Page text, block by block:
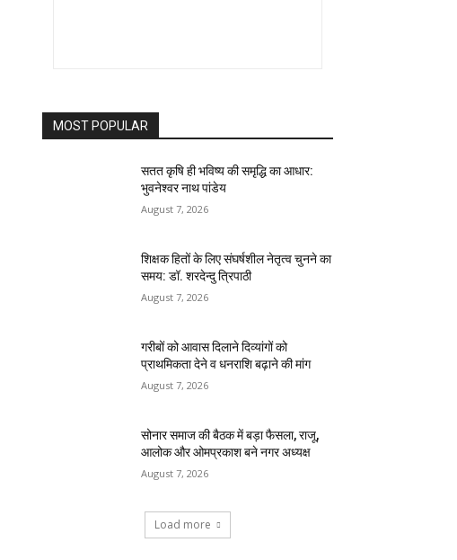
MOST POPULAR
सतत कृषि ही भविष्य की समृद्धि का आधार:
भुवनेश्वर नाथ पांडेय
August 7, 2026
शिक्षक हितों के लिए संघर्षशील नेतृत्व चुनने का
समय: डॉ. शरदेन्दु त्रिपाठी
August 7, 2026
गरीबों को आवास दिलाने दिव्यांगों को
प्राथमिकता देने व धनराशि बढ़ाने की मांग
August 7, 2026
सोनार समाज की बैठक में बड़ा फैसला, राजू,
आलोक और ओमप्रकाश बने नगर अध्यक्ष
August 7, 2026
Load more